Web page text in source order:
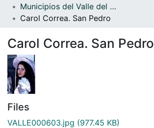
Municipios del Valle del Cauca
Carol Correa. San Pedro
Carol Correa. San Pedro
Files
VALLE000603.jpg (977.45 KB)